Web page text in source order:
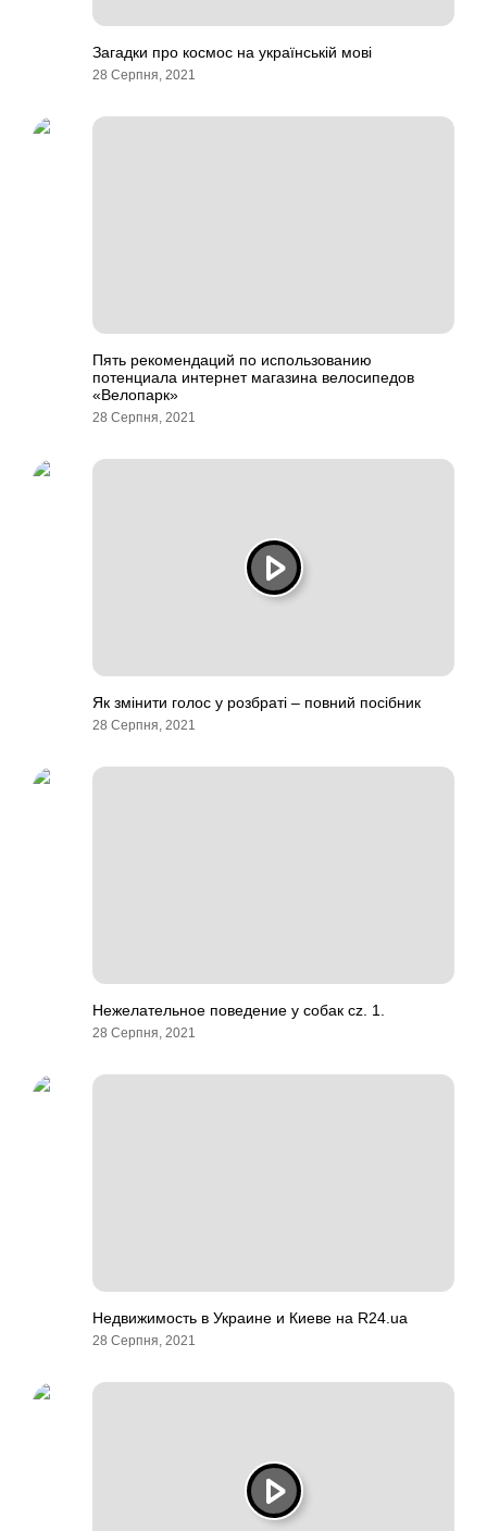
Загадки про космос на українській мові
28 Серпня, 2021
Пять рекомендаций по использованию
потенциала интернет магазина велосипедов
«Велопарк»
28 Серпня, 2021
Як змінити голос у розбраті – повний посібник
28 Серпня, 2021
Нежелательное поведение у собак cz. 1.
28 Серпня, 2021
Недвижимость в Украине и Киеве на R24.ua
28 Серпня, 2021